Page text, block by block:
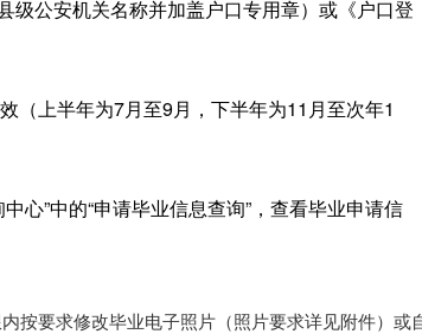
级公安机关名称并加盖户口专用章）或《户口登
（上半年为7月至9月，下半年为11月至次年1
心”中的“申请毕业信息查询”，查看毕业申请信
按要求修改毕业电子照片（照片要求详见附件）或